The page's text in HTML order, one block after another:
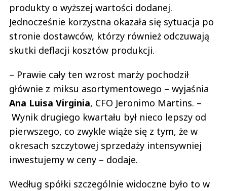
produkty o wyższej wartości dodanej.
Jednocześnie korzystna okazała się sytuacja po
stronie dostawców, którzy również odczuwają
skutki deflacji kosztów produkcji.
– Prawie cały ten wzrost marży pochodził
głównie z miksu asortymentowego – wyjaśnia
Ana Luisa Virginia, CFO Jeronimo Martins. –
Wynik drugiego kwartału był nieco lepszy od
pierwszego, co zwykle wiąże się z tym, że w
okresach szczytowej sprzedaży intensywniej
inwestujemy w ceny – dodaje.
Według spółki szczególnie widoczne było to w